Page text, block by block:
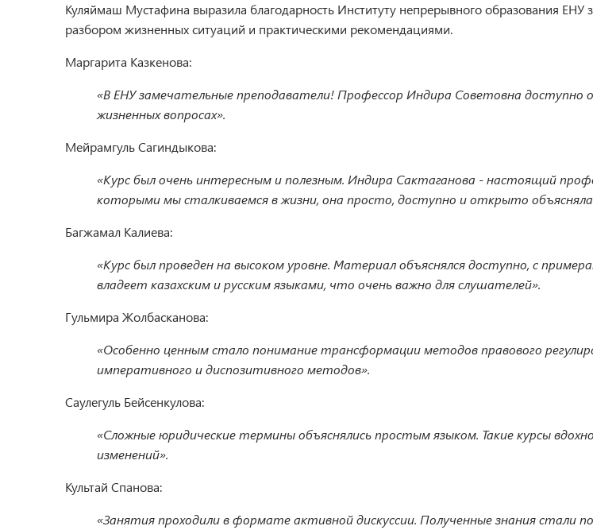
Куляймаш Мустафина выразила благодарность Институту непрерывного образования ЕНУ
разбором жизненных ситуаций и практическими рекомендациями.
Маргарита Казкенова:
«В ЕНУ замечательные преподаватели! Профессор Индира Советовна доступно
жизненных вопросах».
Мейрамгуль Сагиндыкова:
«Курс был очень интересным и полезным. Индира Сактаганова - настоящий
которыми мы сталкиваемся в жизни, она просто, доступно и открыто объясняла
Багжамал Калиева:
«Курс был проведен на высоком уровне. Материал объяснялся доступно, с
владеет казахским и русским языками, что очень важно для слушателей».
Гульмира Жолбасканова:
«Особенно ценным стало понимание трансформации методов правового
императивного и диспозитивного методов».
Саулегуль Бейсенкулова:
«Сложные юридические термины объяснялись простым языком. Такие курсы
изменений».
Культай Спанова:
«Занятия проходили в формате активной дискуссии. Полученные знания стали